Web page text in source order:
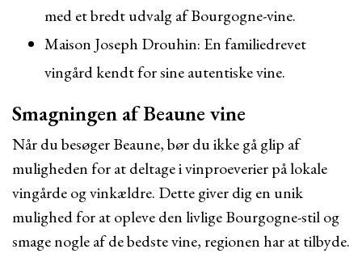
med et bredt udvalg af Bourgogne-vine.
Maison Joseph Drouhin: En familiedrevet
vingård kendt for sine autentiske vine.
Smagningen af Beaune vine
Når du besøger Beaune, bør du ikke gå glip af
muligheden for at deltage i vinproeverier på lokale
vingårde og vinkældre. Dette giver dig en unik
mulighed for at opleve den livlige Bourgogne-stil og
smage nogle af de bedste vine, regionen har at tilbyde.